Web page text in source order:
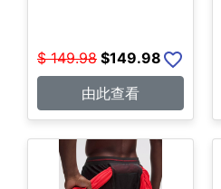
$ 149.98 $149.98
由此查看